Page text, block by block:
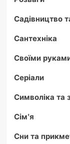
Садівництво
Сантехніка
Своїми
Серіали
Символіка та
Сім'я
Сни та